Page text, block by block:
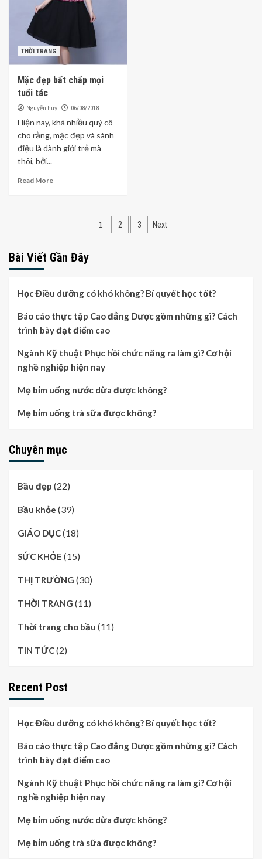
THỜI TRANG
Mặc đẹp bất chấp mọi
tuổi tác
Nguyễn huy 06/08/2018
Hiện nay, khá nhiều quý cô
cho rằng, mặc đẹp và sành
điệu là dành giới trẻ mà
thôi, bởi...
Read More
Điều
1 2 3 Next
Bài Viết Gần Đây
Học Điều dưỡng có khó không? Bí quyết học tốt?
Báo cáo thực tập Cao đẳng Dược gồm những gì? Cách
trình bày đạt điểm cao
Ngành Kỹ thuật Phục hồi chức năng ra làm gì? Cơ hội
nghề nghiệp hiện nay
Mẹ bỉm uống nước dừa được không?
Mẹ bỉm uống trà sữa được không?
Chuyên mục
Bầu đẹp (22)
Bầu khỏe (39)
GIÁO DỤC(18)
SỨC KHỎE (15)
THỊ TRƯỜNG (30)
THỜI TRANG (11)
Thời trang cho bầu (11)
TIN TỨC(2)
Recent Post
Học Điều dưỡng có khó không? Bí quyết học tốt?
Báo cáo thực tập Cao đẳng Dược gồm những gì? Cách
trình bày đạt điểm cao
Ngành Kỹ thuật Phục hồi chức năng ra làm gì? Cơ hội
nghề nghiệp hiện nay
Mẹ bỉm uống nước dừa được không?
Mẹ bỉm uống trà sữa được không?